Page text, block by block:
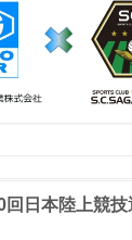
日本陸上競